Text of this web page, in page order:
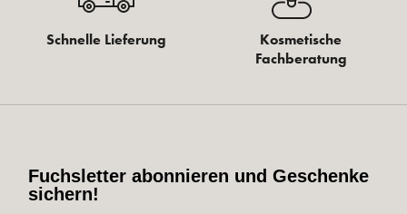
Schnelle Lieferung
Kosmetische
Fachberatung
Fuchsletter abonnieren und Geschenke
sichern!